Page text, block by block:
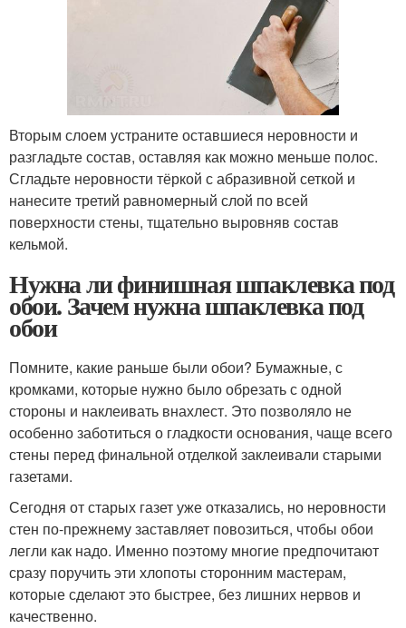
Вторым слоем устраните оставшиеся неровности и
разгладьте состав, оставляя как можно меньше полос.
Сгладьте неровности тёркой с абразивной сеткой и
нанесите третий равномерный слой по всей
поверхности стены, тщательно выровняв состав
кельмой.
Нужна ли финишная шпаклевка под
обои. Зачем нужна шпаклевка под
обои
Помните, какие раньше были обои? Бумажные, с
кромками, которые нужно было обрезать с одной
стороны и наклеивать внахлест. Это позволяло не
особенно заботиться о гладкости основания, чаще всего
стены перед финальной отделкой заклеивали старыми
газетами.
Сегодня от старых газет уже отказались, но неровности
стен по-прежнему заставляет повозиться, чтобы обои
легли как надо. Именно поэтому многие предпочитают
сразу поручить эти хлопоты сторонним мастерам,
которые сделают это быстрее, без лишних нервов и
качественно.